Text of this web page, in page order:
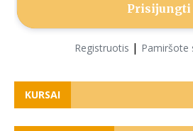
Registruotis | Pamiršote
KURSAI